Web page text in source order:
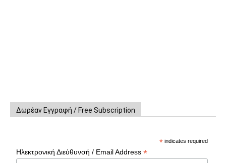
Δωρέαν Εγγραφή / Free Subscription
* indicates required
Ηλεκτρονική Διεύθυνσή / Email Address*